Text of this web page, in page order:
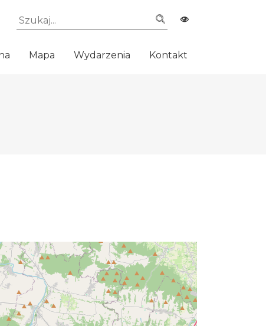
Mapa Wydarzenia Kontakt